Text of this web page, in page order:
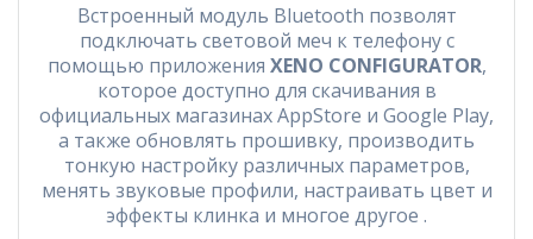
Встроенный модуль Bluetooth позволят
подключать световой меч к телефону с
помощью приложения XENO CONFIGURATOR,
которое доступно для скачивания в
официальных магазинах AppStore и Google Play,
а также обновлять прошивку, производить
тонкую настройку различных параметров,
менять звуковые профили, настраивать цвет и
эффекты клинка и многое другое .